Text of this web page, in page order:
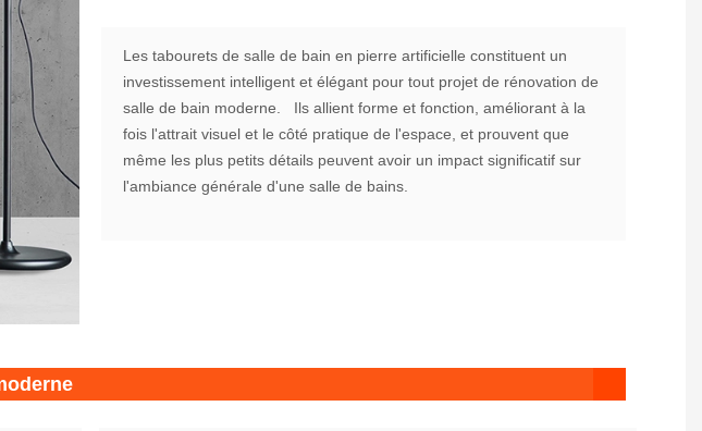
Les tabourets de salle de bain en pierre artificielle constituent un
investissement intelligent et élégant pour tout projet de rénovation de
salle de bain moderne. Ils allient forme et fonction, améliorant à la
fois l'attrait visuel et le côté pratique de l'espace, et prouvent que
même les plus petits détails peuvent avoir un impact significatif sur
l'ambiance générale d'une salle de bains.